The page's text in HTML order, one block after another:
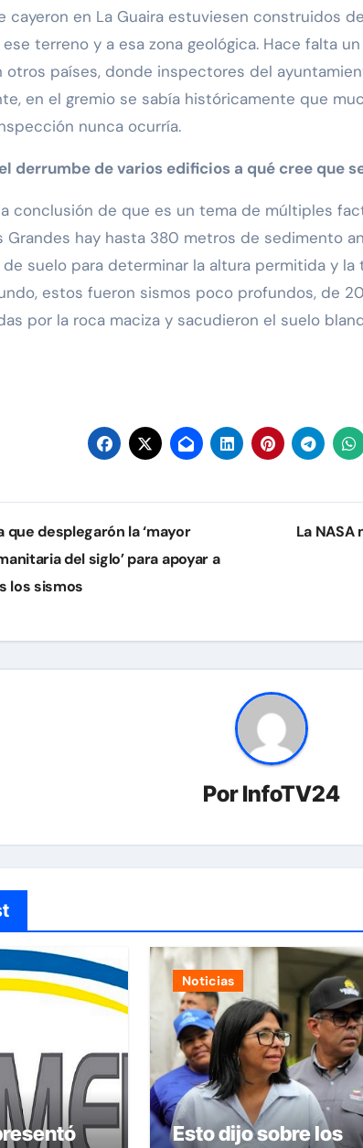
cayeron en La Guaira estuviesen construidos
terreno y a esa zona geológica. Hace falta
otros países, donde inspectores del
en el gremio se sabía históricamente que
nunca ocurría.
derrumbe de varios edificios a qué cree que
conclusión de que es un tema de múltiples
Grandes hay hasta 380 metros de sedimento
suelo para determinar la altura permitida y
estos fueron sismos poco profundos, de
por la roca maciza y sacudieron el suelo
que desplegarón la ‘mayor
del siglo’ para apoyar a
los sismos
La
PorInfoTV24
Noticias
Esto dijo sobre los